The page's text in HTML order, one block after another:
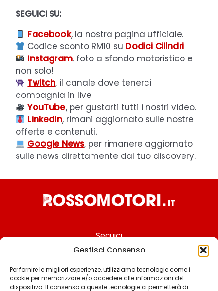
Gestisci Consenso
Per fornire le migliori esperienze, utilizziamo tecnologie come i
cookie per memorizzare e/o accedere alle informazioni del
dispositivo. Il consenso a queste tecnologie ci permetterà di
SEGUICI SU:
Facebook, la nostra pagina ufficiale.
Codice sconto RM10 su Dodici Cilindri
Instagram, foto a sfondo motoristico e
non solo!
Twitch, il canale dove tenerci
compagnia in live
YouTube, per gustarti tutti i nostri video.
LinkedIn, rimani aggiornato sulle nostre
offerte e contenuti.
Google News, per rimanere aggiornato
sulle news direttamente dal tuo discovery.
Seguici
Chi siamo